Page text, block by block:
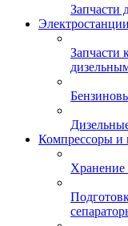
Запчасти
Электростанции
Запчасти
Компрессоры и
Хранение